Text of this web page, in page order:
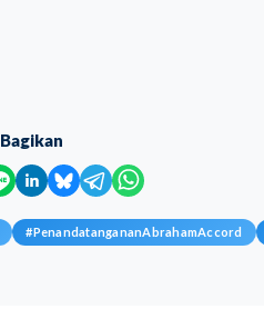
Bagikan
#PenandatangananAbrahamAccord